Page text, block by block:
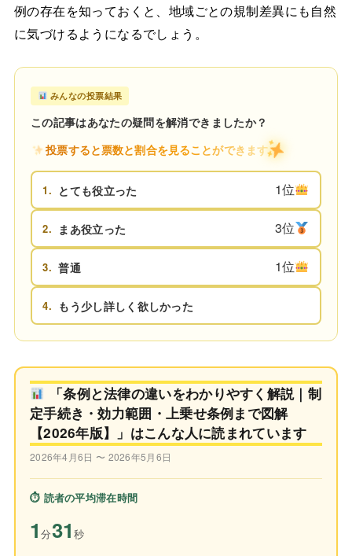
例の存在を知っておくと、地域ごとの規制差異にも自然
に気づけるようになるでしょう。
みんなの投票結果
この記事はあなたの疑問を解消できましたか？
投票すると票数と割合を見ることができます
1. とても役立った 1位
2. まあ役立った 3位
3. 普通 1位
4. もう少し詳しく欲しかった
「条例と法律の違いをわかりやすく解説｜制
定手続き・効力範囲・上乗せ条例まで図解
【2026年版】」はこんな人に読まれています
2026年4月6日 〜 2026年5月6日
⏱ 読者の平均滞在時間
1分31秒